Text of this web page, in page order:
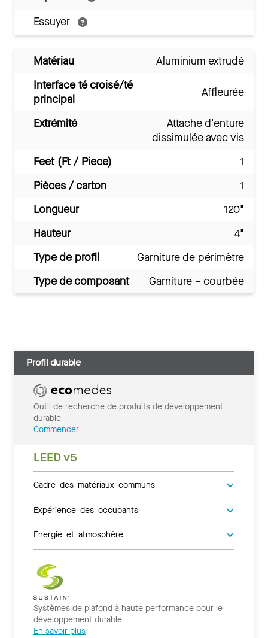
Essuyer
Matériau
Aluminium extrudé
Interface té croisé/té
principal
Affleurée
Extrémité
Attache d'enture
dissimulée avec vis
Feet (Ft / Piece)
1
Pièces / carton
1
Longueur
120"
Hauteur
4"
Type de profil
Garniture de périmètre
Type de composant
Garniture – courbée
Profil durable
Outil de recherche de produits de développement
durable
Commencer
LEED v5
Cadre des matériaux communs
Expérience des occupants
Énergie et atmosphère
Systèmes de plafond à haute performance pour le
développement durable
En savoir plus